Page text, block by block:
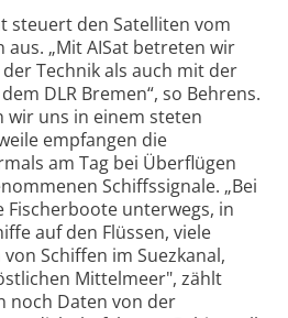
steuert den Satelliten vom
aus. „Mit AISat betreten wir
Technik als auch mit der
DLR Bremen“, so Behrens.
wir uns in einem steten
empfangen die
am Tag bei Überflügen
Schiffssignale. „Bei
Fischerboote unterwegs, in
auf den Flüssen, viele
Schiffen im Suezkanal,
Mittelmeer", zählt
noch Daten von der